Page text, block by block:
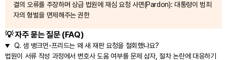
결의 오류를 주장하며 상급 법원에 재심 요청 사면(Pardon): 대통령이 범죄
자의 형벌을 면제해주는 권한
💡 자주 묻는 질문 (FAQ)
Q. 샘 뱅크먼-프리드는 왜 새 재판 요청을 철회했나요?
법원이 서류 작성 과정에서 변호사 도움 여부를 문제 삼자, 절차 논란에 대응하기